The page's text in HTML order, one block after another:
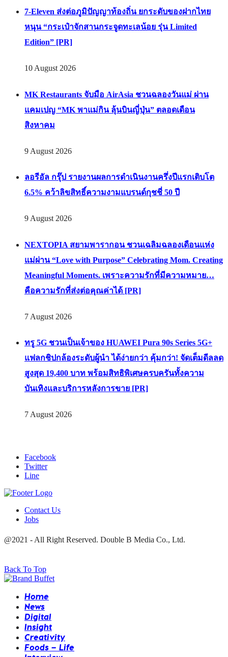
7-Eleven ส่งต่อภูมิปัญญาท้องถิ่น ยกระดับของฝากไทย
หนุน “กระเป๋าจักสานกระจูดทะเลน้อย รุ่น Limited
Edition” [PR]
10 August 2026
MK Restaurants จับมือ AirAsia ชวนฉลองวันแม่ ผ่าน
แคมเปญ “MK พาแม่กิน ลุ้นบินญี่ปุ่น” ตลอดเดือน
สิงหาคม
9 August 2026
ลอรีอัล กรุ๊ป รายงานผลการดำเนินงานครึ่งปีแรกเติบโต
6.5% คว้าลิขสิทธิ์ความงามแบรนด์กุชชี่ 50 ปี
9 August 2026
NEXTOPIA สยามพารากอน ชวนเฉลิมฉลองเดือนแห่ง
แม่ผ่าน “Love with Purpose” Celebrating Mom. Creating
Meaningful Moments. เพราะความรักที่มีความหมาย…
คือความรักที่ส่งต่อคุณค่าได้ [PR]
7 August 2026
ทรู 5G ชวนเป็นเจ้าของ HUAWEI Pura 90s Series 5G+
แฟลกชิปกล้องระดับผู้นำ ได้ง่ายกว่า คุ้มกว่า! จัดเต็มดีลลด
สูงสุด 19,400 บาท พร้อมสิทธิพิเศษครบครันทั้งความ
บันเทิงและบริการหลังการขาย [PR]
7 August 2026
Facebook
Twitter
Line
Contact Us
Jobs
@2021 - All Right Reserved. Double B Media Co., Ltd.
Back To Top
Home
News
Digital
Insight
Creativity
Foods – Life